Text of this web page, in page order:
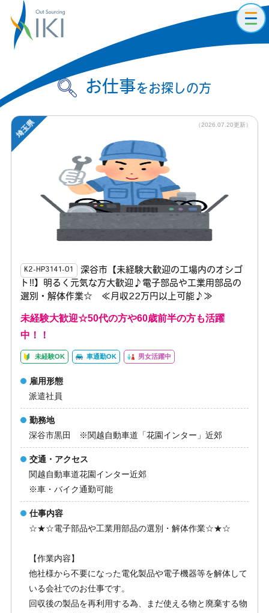
お仕事をお探しの方
K2-HP3141-01
深谷市【未経験大歓迎の工場内のオシゴ
ト!!】明るく元気な方大歓迎♪電子部品や工業用部品の
選別・解体作業☆ ≪月収22万円以上可能♪≫
未経験大歓迎☆50代の方や60歳前半の方も活躍
中！！
未経験OK 車通勤OK 男女活躍中
雇用形態
派遣社員
勤務地
深谷市黒田 ※関越自動車道「花園インター」近郊
交通・アクセス
関越自動車道花園インター近郊
※車・バイク通勤可能
仕事内容
☆★☆電子部品や工業用部品の選別・解体作業☆★☆
【作業内容】
他社様から不要になった電化製品や電子機器等を解体して
いる会社でのお仕事です。
回収後の製品を再利用する為、まだ使える物と廃棄する物
（2026.07.20更新）
埼玉県